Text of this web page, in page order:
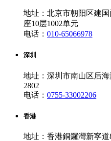
地址：北京市朝阳区建
座10层1002单元
电话： 010-65066978
深圳
地址：深圳市南山区后
2802
电话： 0755-33002206
香港
地址：香港銅鑼灣新寧